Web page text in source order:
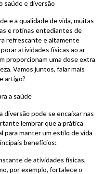
saúde e diversão
e a qualidade de vida, muitas
e rotinas entediantes de
refrescante e altamente
atividades físicas ao ar
proporcionam uma dose extra
Vamos juntos, falar mais
artigo?
a saúde
diversão pode se encaixar nas
lembrar que a prática
para manter um estilo de vida
benefícios:
de atividades físicas,
por exemplo, fortalece o